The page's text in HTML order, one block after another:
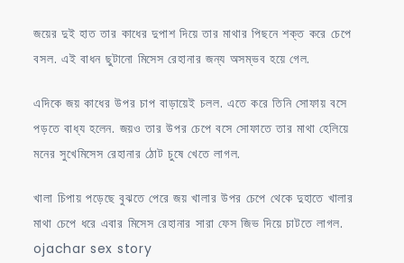
জয়ের দুই হাত তার কাধের দুপাশ দিয়ে তার মাথার পিছনে শক্ত করে চেপে
বসল. এই বাধন ছুটানো মিসেস রেহানার জন্য অসম্ভব হয়ে গেল.
এদিকে জয় কাধের উপর চাপ বাড়ায়েই চলল. এতে করে তিনি সোফায় বসে
পড়তে বাধ্য হলেন. জয়ও তার উপর চেপে বসে সোফাতে তার মাথা হেলিয়ে
মনের সুখেমিসেস রেহানার ঠোট চুষে খেতে লাগল.
খালা চিপায় পড়েছে বুঝতে পেরে জয় খালার উপর চেপে থেকে দুহাতে খালার
মাথা চেপে ধরে এবার মিসেস রেহানার সারা ফেস জিভ দিয়ে চাটতে লাগল.
ojachar sex story